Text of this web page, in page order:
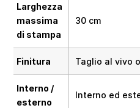
Larghezza
massima
di stampa
30 cm
Finitura Taglio al vivo
Interno /
esterno
Interno ed